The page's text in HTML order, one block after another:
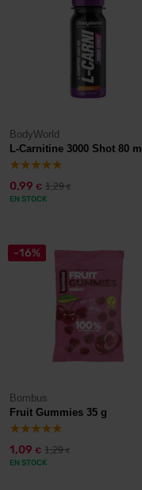
BodyWorld
L-Carnitine 3000 Shot 80 ml
0,99 € 1,29€
EN STOCK
-16%
Bombus
Fruit Gummies 35 g
1,09 € 1,29€
EN STOCK